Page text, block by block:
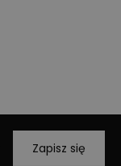
Zapisz się